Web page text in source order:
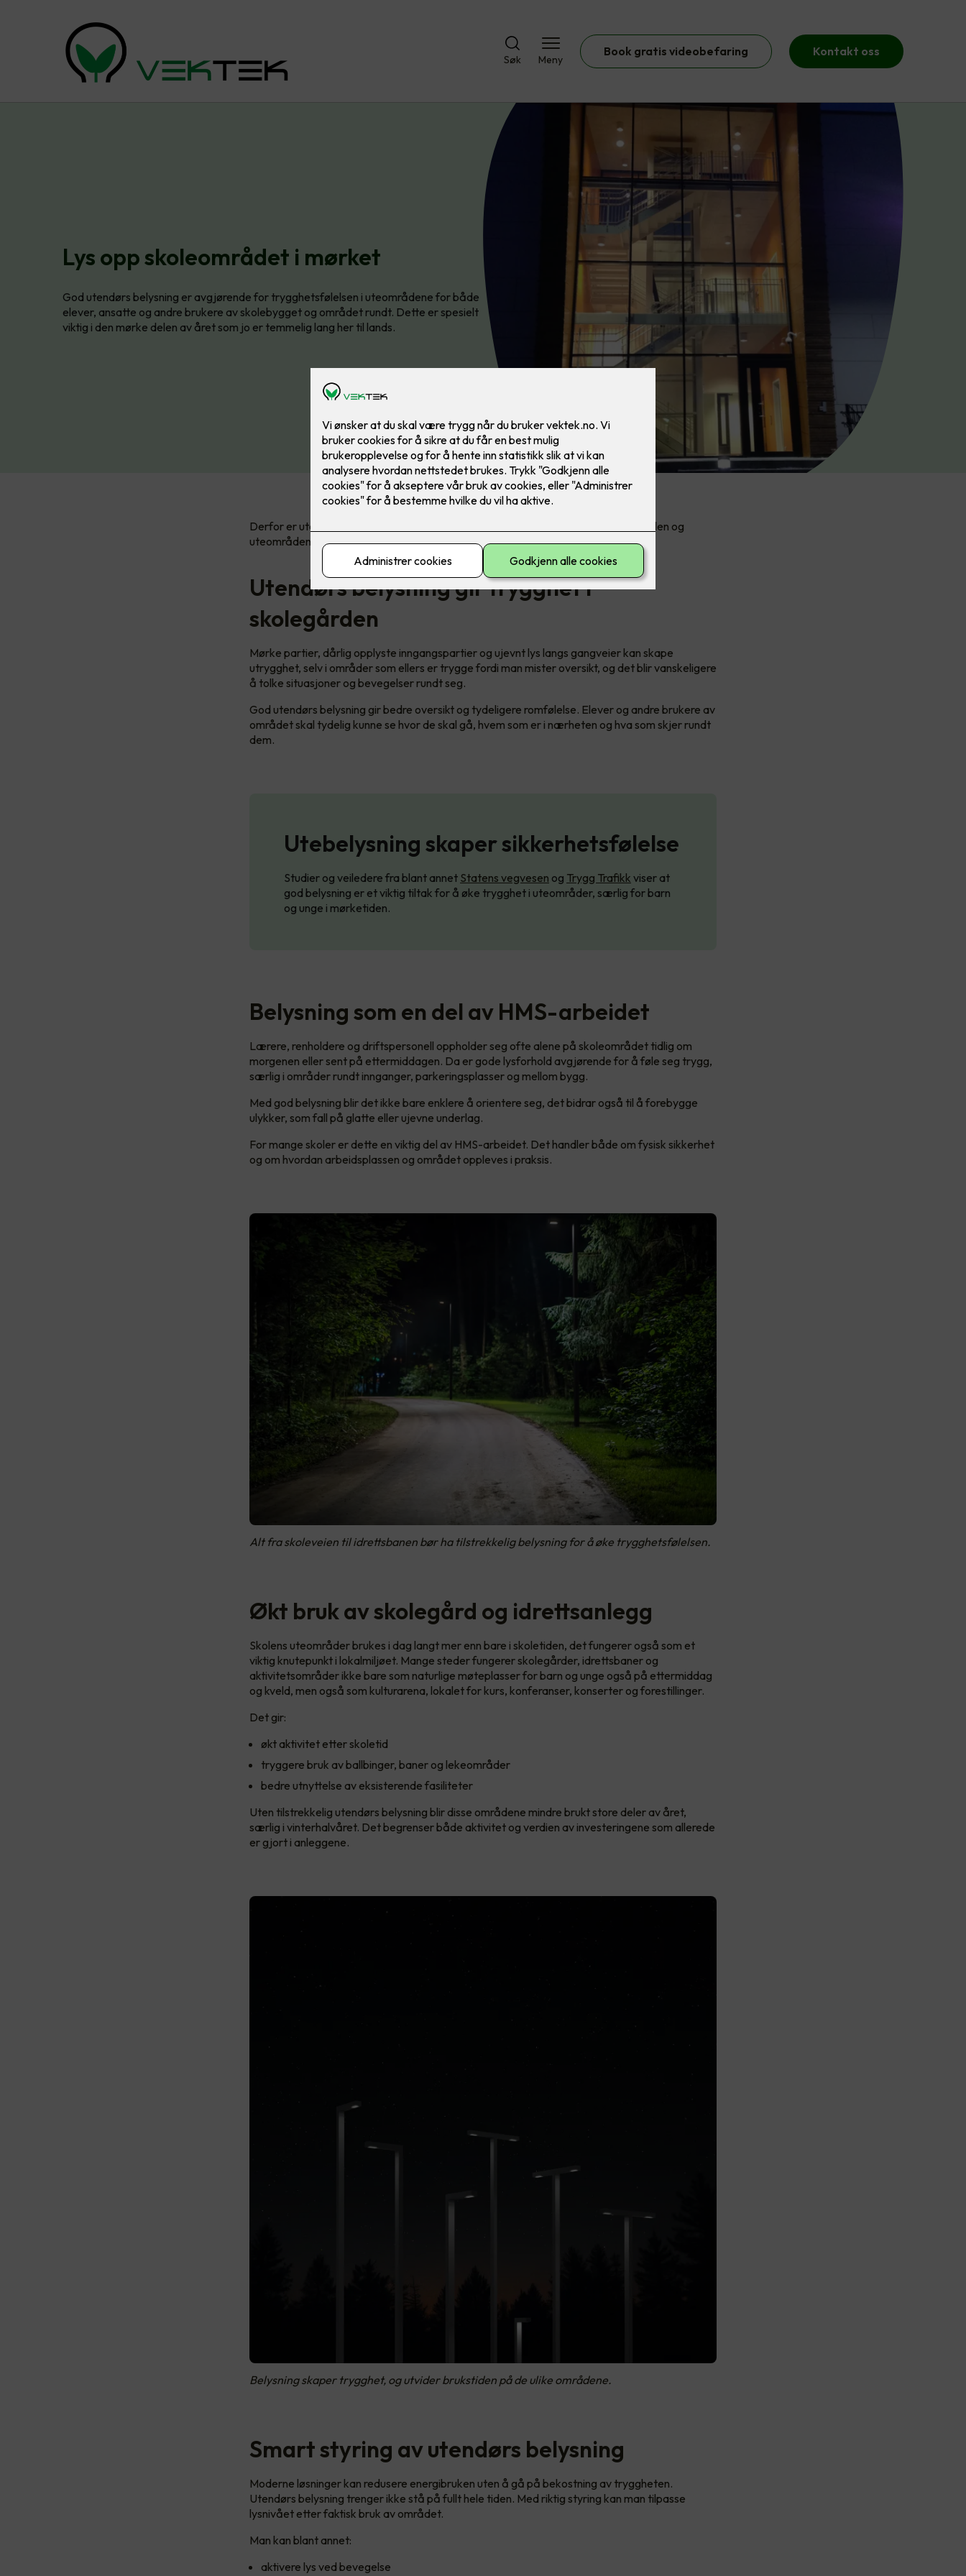
Søk Meny
Book gratis videobefaring Kontakt oss
Lys opp skoleområdet i mørket
God utendørs belysning er avgjørende for trygghetsfølelsen i uteområdene for både
elever, ansatte og andre brukere av skolebygget og området rundt. Dette er spesielt
viktig i den mørke delen av året som jo er temmelig lang her til lands.
Derfor er utendørs belysning en viktig del av både trivsel, sikkerhet og hvordan skolen og
uteområdene brukes.
Utendørs belysning gir trygghet i
skolegården
Mørke partier, dårlig opplyste inngangspartier og ujevnt lys langs gangveier kan skape
utrygghet, selv i områder som ellers er trygge fordi man mister oversikt, og det blir vanskeligere
å tolke situasjoner og bevegelser rundt seg.
God utendørs belysning gir bedre oversikt og tydeligere romfølelse. Elever og andre brukere av
området skal tydelig kunne se hvor de skal gå, hvem som er i nærheten og hva som skjer rundt
dem.
Utebelysning skaper sikkerhetsfølelse
Studier og veiledere fra blant annet Statens vegvesen og Trygg Trafikk viser at
god belysning er et viktig tiltak for å øke trygghet i uteområder, særlig for barn
og unge i mørketiden.
Belysning som en del av HMS-arbeidet
Lærere, renholdere og driftspersonell oppholder seg ofte alene på skoleområdet tidlig om
morgenen eller sent på ettermiddagen. Da er gode lysforhold avgjørende for å føle seg trygg,
særlig i områder rundt innganger, parkeringsplasser og mellom bygg.
Med god belysning blir det ikke bare enklere å orientere seg, det bidrar også til å forebygge
ulykker, som fall på glatte eller ujevne underlag.
For mange skoler er dette en viktig del av HMS-arbeidet. Det handler både om fysisk sikkerhet
og om hvordan arbeidsplassen og området oppleves i praksis.
Alt fra skoleveien til idrettsbanen bør ha tilstrekkelig belysning for å øke trygghetsfølelsen.
Økt bruk av skolegård og idrettsanlegg
Skolens uteområder brukes i dag langt mer enn bare i skoletiden, det fungerer også som et
viktig knutepunkt i lokalmiljøet. Mange steder fungerer skolegårder, idrettsbaner og
aktivitetsområder ikke bare som naturlige møteplasser for barn og unge også på ettermiddag
og kveld, men også som kulturarena, lokalet for kurs, konferanser, konserter og forestillinger.
Det gir:
økt aktivitet etter skoletid
tryggere bruk av ballbinger, baner og lekeområder
bedre utnyttelse av eksisterende fasiliteter
Uten tilstrekkelig utendørs belysning blir disse områdene mindre brukt store deler av året,
særlig i vinterhalvåret. Det begrenser både aktivitet og verdien av investeringene som allerede
er gjort i anleggene.
Belysning skaper trygghet, og utvider brukstiden på de ulike områdene.
Smart styring av utendørs belysning
Moderne løsninger kan redusere energibruken uten å gå på bekostning av tryggheten.
Utendørs belysning trenger ikke stå på fullt hele tiden. Med riktig styring kan man tilpasse
lysnivået etter faktisk bruk av området.
Man kan blant annet:
aktivere lys ved bevegelse